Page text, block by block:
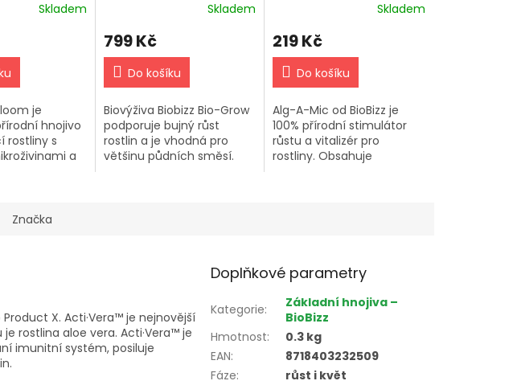
Skladem
je
hnojivo
rostliny s
a
Skladem
799 Kč
Do košíku
Biovýživa Biobizz Bio-Grow
podporuje bujný růst
rostlin a je vhodná pro
většinu půdních směsí.
Skladem
219 Kč
Do košíku
Alg-A-Mic od BioBizz je
100% přírodní stimulátor
růstu a vitalizér pro
rostliny. Obsahuje
Značka
X. Acti·Vera™ je nejnovější
rostlina aloe vera. Acti·Vera™ je
imunitní systém, posiluje
Doplňkové parametry
Kategorie:
Základní hnojiva –
BioBizz
Hmotnost:
0.3 kg
EAN:
8718403232509
Fáze:
růst i květ